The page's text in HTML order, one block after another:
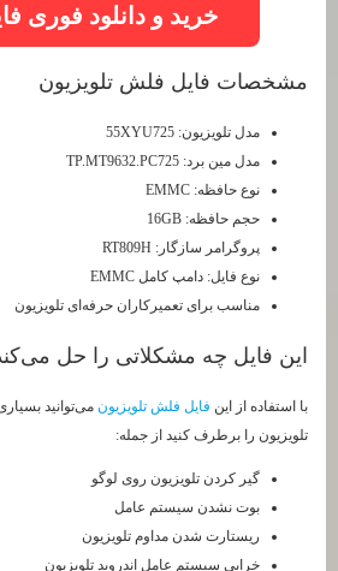
خرید و دانلود فوری
مشخصات فایل فلش تلویزیون
مدل تلویزیون: 55XYU725
مدل مین برد: TP.MT9632.PC725
نوع حافظه: EMMC
حجم حافظه: 16GB
پروگرامر سازگار: RT809H
نوع فایل: دامپ کامل EMMC
مناسب برای تعمیرکاران حرفه‌ای تلویزیون
این فایل چه مشکلاتی را حل
با استفاده از این فایل فلش تلویزیون می‌توانید
تلویزیون را برطرف کنید از جمله:
گیر کردن تلویزیون روی لوگو
بوت نشدن سیستم عامل
ریستارت شدن مداوم تلویزیون
خرابی سیستم عامل اندروید تلویزیون